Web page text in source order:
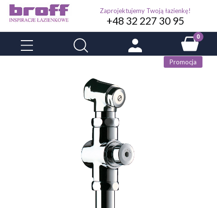
Zaprojektujemy Twoją łazienkę!
+48 32 227 30 95
Promocja